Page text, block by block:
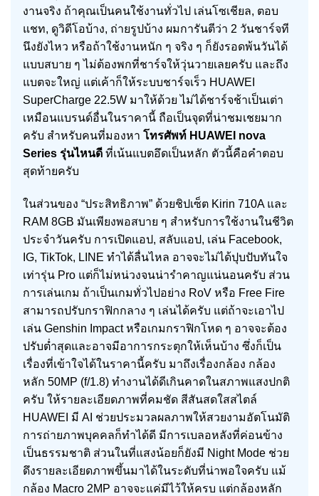
งานจริง ถ้าคุณเป็นคนใช้งานทั่วไป เล่นโซเชียล, ตอบ
แชท, ดูวิดีโอบ้าง, ถ่ายรูปบ้าง ผมการันตีว่า 2 วันชาร์จที
นึงยังไหว หรือถ้าใช้งานหนัก ๆ จริง ๆ ก็ยังรอดพ้นวันได้
แบบสบาย ๆ ไม่ต้องพกที่ชาร์จให้วุ่นวายเลยครับ และถึง
แบตจะใหญ่ แต่เค้าก็ให้ระบบชาร์จเร็ว HUAWEI
SuperCharge 22.5W มาให้ด้วย ไม่ได้ชาร์จช้าเป็นเต่า
เหมือนแบรนด์อื่นในราคานี้ ถือเป็นจุดที่น่าชมเชยมาก
ครับ สำหรับคนที่มองหา โทรศัพท์ HUAWEI nova
Series รุ่นไหนดี ที่เน้นแบตอึดเป็นหลัก ตัวนี้คือคำตอบ
สุดท้ายครับ
ในส่วนของ “ประสิทธิภาพ” ด้วยชิปเซ็ต Kirin 710A และ
RAM 8GB มันเพียงพอสบาย ๆ สำหรับการใช้งานในชีวิต
ประจำวันครับ การเปิดแอป, สลับแอป, เล่น Facebook,
IG, TikTok, LINE ทำได้ลื่นไหล อาจจะไม่ได้ปุบปับทันใจ
เท่ารุ่น Pro แต่ก็ไม่หน่วงจนน่ารำคาญแน่นอนครับ ส่วน
การเล่นเกม ถ้าเป็นเกมทั่วไปอย่าง RoV หรือ Free Fire
สามารถปรับกราฟิกกลาง ๆ เล่นได้ครับ แต่ถ้าจะเอาไป
เล่น Genshin Impact หรือเกมกราฟิกโหด ๆ อาจจะต้อง
ปรับต่ำสุดและอาจมีอาการกระตุกให้เห็นบ้าง ซึ่งก็เป็น
เรื่องที่เข้าใจได้ในราคานี้ครับ มาถึงเรื่องกล้อง กล้อง
หลัก 50MP (f/1.8) ทำงานได้ดีเกินคาดในสภาพแสงปกติ
ครับ ให้รายละเอียดภาพที่คมชัด สีสันสดใสสไตล์
HUAWEI มี AI ช่วยประมวลผลภาพให้สวยงามอัตโนมัติ
การถ่ายภาพบุคคลก็ทำได้ดี มีการเบลอหลังที่ค่อนข้าง
เป็นธรรมชาติ ส่วนในที่แสงน้อยก็ยังมี Night Mode ช่วย
ดึงรายละเอียดภาพขึ้นมาได้ในระดับที่น่าพอใจครับ แม้
กล้อง Macro 2MP อาจจะแค่มีไว้ให้ครบ แต่กล้องหลัก